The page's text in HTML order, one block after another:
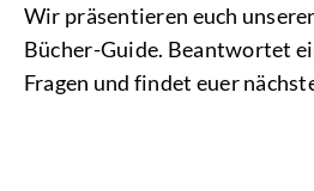
Wir präsentieren euch
Bücher-Guide. Beantwortet
Fragen und findet euer